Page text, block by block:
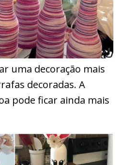
uma decoração mais
decoradas. A
pode ficar ainda mais